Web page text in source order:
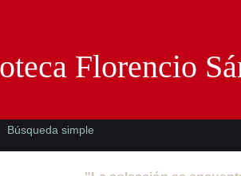
Florencio
Búsqueda simple